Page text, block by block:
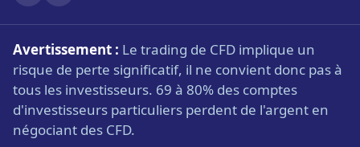
Avertissement : Le trading de CFD implique un
risque de perte significatif, il ne convient donc pas à
tous les investisseurs. 69 à 80% des comptes
d'investisseurs particuliers perdent de l'argent en
négociant des CFD.